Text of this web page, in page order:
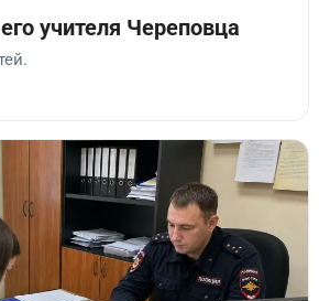
учителя Череповца